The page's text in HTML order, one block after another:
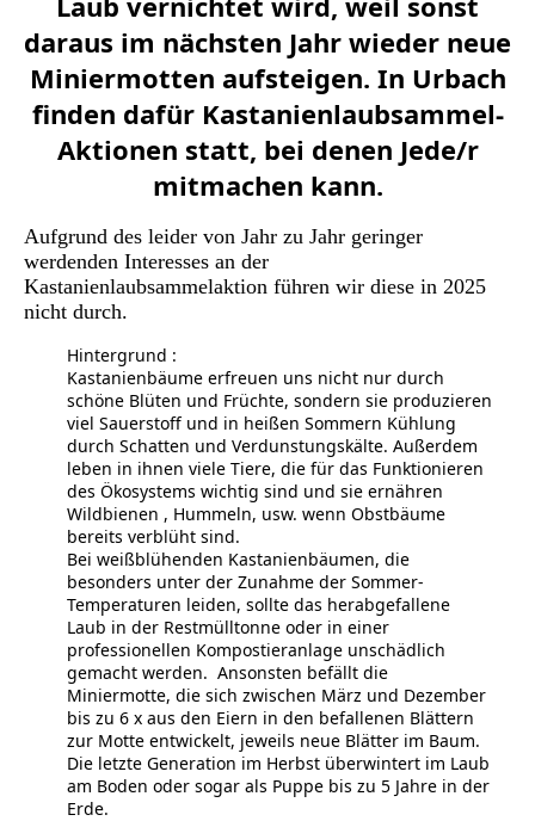
daraus im nächsten Jahr wieder neue
Miniermotten aufsteigen. In Urbach
finden dafür Kastanienlaubsammel-
Aktionen statt, bei denen Jede/r
mitmachen kann.
Aufgrund des leider von Jahr zu Jahr geringer
werdenden Interesses an der
Kastanienlaubsammelaktion führen wir diese in 2025
nicht durch.
Hintergrund :
Kastanienbäume erfreuen uns nicht nur durch
schöne Blüten und Früchte, sondern sie produzieren
viel Sauerstoff und in heißen Sommern Kühlung
durch Schatten und Verdunstungskälte. Außerdem
leben in ihnen viele Tiere, die für das Funktionieren
des Ökosystems wichtig sind und sie ernähren
Wildbienen , Hummeln, usw. wenn Obstbäume
bereits verblüht sind.
Bei weißblühenden Kastanienbäumen, die
besonders unter der Zunahme der Sommer-
Temperaturen leiden, sollte das herabgefallene
Laub in der Restmülltonne oder in einer
professionellen Kompostieranlage unschädlich
gemacht werden. Ansonsten befällt die
Miniermotte, die sich zwischen März und Dezember
bis zu 6 x aus den Eiern in den befallenen Blättern
zur Motte entwickelt, jeweils neue Blätter im Baum.
Die letzte Generation im Herbst überwintert im Laub
am Boden oder sogar als Puppe bis zu 5 Jahre in der
Erde.